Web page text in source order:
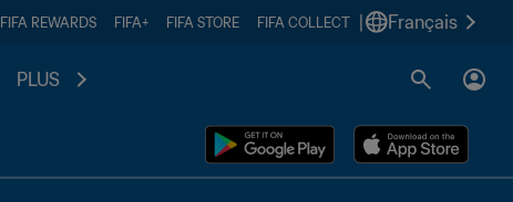
FIFA REWARDS FIFA+ FIFA STORE FIFA COLLECT Français
PLUS